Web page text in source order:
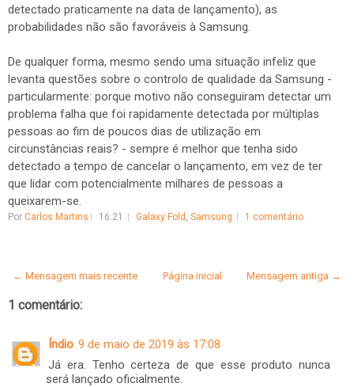
detectado praticamente na data de lançamento), as
probabilidades não são favoráveis à Samsung.
De qualquer forma, mesmo sendo uma situação infeliz que
levanta questões sobre o controlo de qualidade da Samsung -
particularmente: porque motivo não conseguiram detectar um
problema falha que foi rapidamente detectada por múltiplas
pessoas ao fim de poucos dias de utilização em
circunstâncias reais? - sempre é melhor que tenha sido
detectado a tempo de cancelar o lançamento, em vez de ter
que lidar com potencialmente milhares de pessoas a
queixarem-se.
Por Carlos Martins 16:21 Galaxy Fold , Samsung 1 comentário
← Mensagem mais recente Mensagem antiga →
Página inicial
1 comentário:
Índio 9 de maio de 2019 às 17:08
Já era. Tenho certeza de que esse produto nunca
será lançado oficialmente.